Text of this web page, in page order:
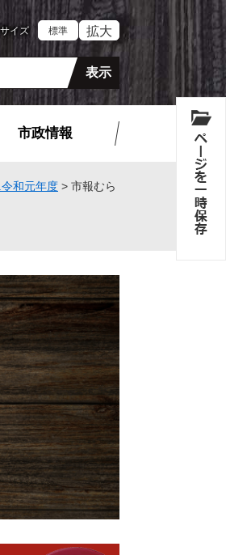
イズ 標準 拡大
市政情報
和元年度 > 市報むら